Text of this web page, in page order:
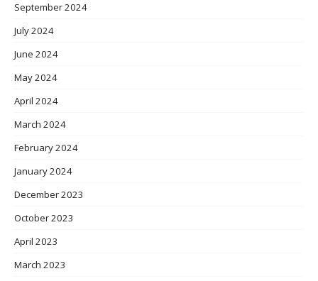
September 2024
July 2024
June 2024
May 2024
April 2024
March 2024
February 2024
January 2024
December 2023
October 2023
April 2023
March 2023